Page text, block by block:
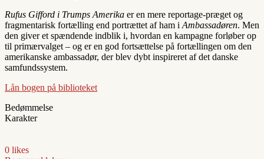
Rufus Gifford i Trumps Amerika er en mere reportage-præget og
fragmentarisk fortælling end portrættet af ham i Ambassadøren. Men
den giver et spændende indblik i, hvordan en kampagne forløber op
til primærvalget – og er en god fortsættelse på fortællingen om den
amerikanske ambassadør, der blev dybt inspireret af det danske
samfundssystem.
Lån bogen på biblioteket
Bedømmelse
Karakter
0 likes